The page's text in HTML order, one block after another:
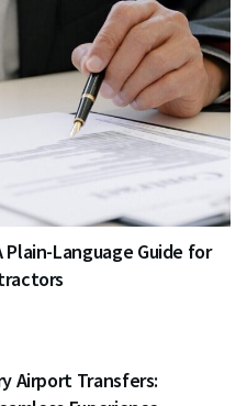
Plain-Language Guide for
Airport Transfers: